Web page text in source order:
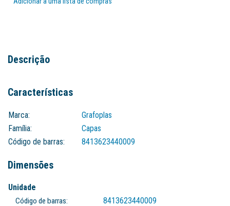
Descrição
Características
Marca:
Grafoplas
Família:
Capas
Código de barras:
8413623440009
Dimensões
Unidade
Código de barras: 8413623440009